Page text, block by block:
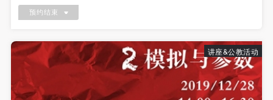
预约结束
讲座&公教活动
带有甲方肖像的作品的使用达成如下一致协议：
（1）、甲方为本协议中的肖像权人，自愿将自己的
肖像权许可乙方作符合本协议约定和法律规定的用
（2）、乙方中央美术学院美术馆是一所具有标志
带有甲方肖像的作品的使用达成如下一致协议：
（1）、甲方为本协议中的肖像权人，自愿将自己的
肖像权许可乙方作符合本协议约定和法律规定的用
（2）、乙方中央美术学院美术馆是一所具有标志
带有甲方肖像的作品的使用达成如下一致协议：
（1）、甲方为本协议中的肖像权人，自愿将自己的
肖像权许可乙方作符合本协议约定和法律规定的用
（2）、乙方中央美术学院美术馆是一所具有标志